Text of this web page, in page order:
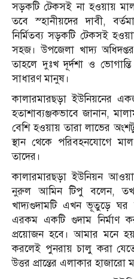
সড়কটি টেকসই না হওয়ায়
তবে স্হানীয়দের দাবী,
নির্মিতব্য সড়কটি টেকসই
সহজ। উপজেলা খাদ্য
তাহলে দুঃখ দূর্দশা ও
সাধারণ মানুষ।
কালারমারছড়া ইউনিয়নের
হতাশাব্যঞ্জকভাবে জানান,
বেশি হওয়ায় তারা লাভের
স্থান থেকে পরিবহনযোগে
তাদের।
কালারমারছড়া ইউনিয়ন
নুরুল আমিন টিপু বলেন,
খাদ্যগুদামটি এখন ভূতুড়ে ঘর
এরকম একটি গুদাম নির্মাণ
প্রয়োজন হবে। আমার মনে
করলেই পুনরায় চালু করা
উত্তর প্রান্তের এলাকার